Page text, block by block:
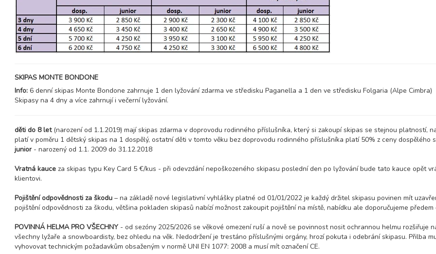
6 dní (5 nocí) 11 900 Kč
07.02. - 14.02.27
neděle - neděle
8 dní (7 nocí) 16 600 Kč
11.02. - 14.02.27
4 dny (3 noci) 7 200 Kč
14.02. - 18.02.27
neděle - čtvrtek
14.02. - 19.02.27
neděle - pátek
6 dní (5 nocí)
neděle - neděle
16 600 Kč
18.02. - 21.02.27
čtvrtek - neděle
21.02. - 25.02.27
neděle - čtvrtek
5 dní (4 noci) 8 400 Kč
neděle - neděle
8 dní (7 nocí) 14 700 Kč
čtvrtek - neděle
28.02. - 04.03.27
neděle - čtvrtek
5 dní (4 noci) 8 400 Kč
SKIPAS MONTE BONDONE
Info: 6 denní skipas Monte Bondone zahrnuje 1 den lyžování zdarma ve středisku Paganella a 1 den ve středisku Folgaria (Alpe Cimbra)
Skipasy na 4 dny a více zahrnují i večerní lyžování.
děti do 8 let(narození od 1.1.2019) mají skipas zdarma v doprovodu rodinného příslušníka, který si zakoupí skipas se stejnou platností,
platí v poměru 1 dětský skipas na 1 dospělý, ostatní děti v tomto věku bez doprovodu rodinného příslušníka platí 50% z ceny dospělého
junior- narozený od 1.1. 2009 do 31.12.2018
Vratná kauce za skipas typu Key Card 5 €/kus - při odevzdání nepoškozeného skipasu poslední den po lyžování bude tato kauce opět
klientovi.
Pojištění odpovědnosti za škodu – na základě nové legislativní vyhlášky platné od 01/01/2022 je každý držitel skipasu povinen mít
pojištění odpovědnosti za škodu, většina pokladen skipasů nabízí možnost zakoupit pojištění na místě, nabídku ale doporučujeme předem
POVINNÁ HELMA PRO VŠECHNY - od sezóny 2025/2026 se věkové omezení ruší a nově se povinnost nosit ochrannou helmu rozšiřuje
všechny lyžaře a snowboardisty, bez ohledu na věk. Nedodržení je trestáno příslušnými orgány, hrozí pokuta i odebrání skipasu. Přilba
vyhovovat technickým požadavkům obsaženým v normě UNI EN 1077: 2008 a musí mít označení CE.